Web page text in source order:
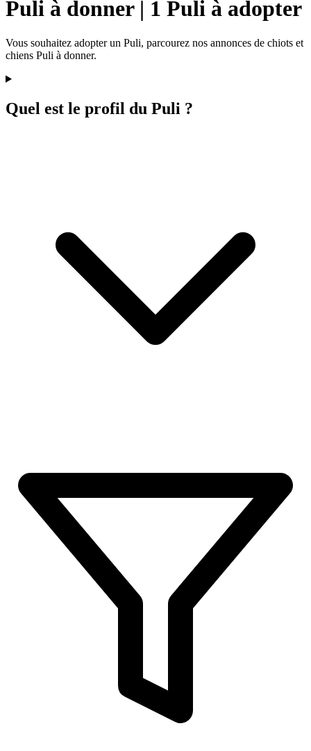
Puli à donner | 1 Puli à adopter
Vous souhaitez adopter un Puli, parcourez nos annonces de chiots et
chiens Puli à donner.
Quel est le profil du Puli ?